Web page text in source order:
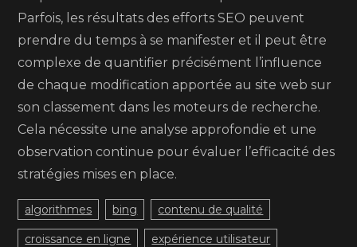
Parfois, les résultats des efforts SEO peuvent
prendre du temps à se manifester et il peut être
complexe de quantifier précisément l’influence
de chaque modification apportée au site web sur
son classement dans les moteurs de recherche.
Cela nécessite une analyse approfondie et une
observation continue pour évaluer l’efficacité des
stratégies mises en place.
algorithmes bing contenu de qualité
croissance en ligne expérience utilisateur